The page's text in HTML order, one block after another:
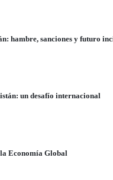
hambre, sanciones y futuro
un desafío internacional
Economía Global